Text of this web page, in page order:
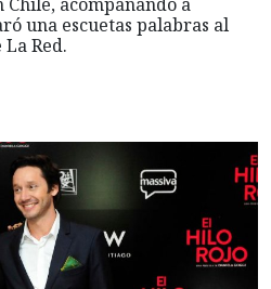
una escuetas palabras al
Red.